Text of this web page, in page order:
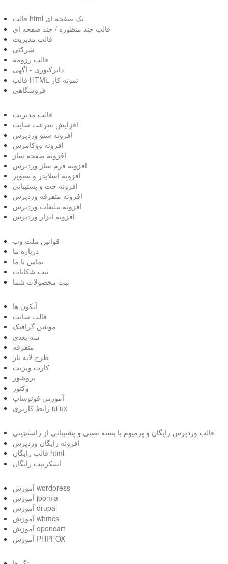
قالب html تک صفحه ای
قالب چند منظوره / چند صفحه ای
قالب مدیریت
شرکتی
قالب رزومه
دایرکتوری - آگهی
قالب HTML نمونه کار
فروشگاهی
قالب مدیریت
افزایش سرعت سایت
افزونه سئو وردپرس
افزونه ووکامرس
افزونه صفحه ساز
افزونه فرم ساز وردپرس
افزونه اسلایدر و تصویر
افزونه چت و پشتیبانی
افزونه متفرقه وردپرس
افزونه تبلیغات وردپرس
افزونه ابزار وردپرس
قوانین ملت وب
درباره ما
تماس با ما
ثبت شکایات
ثبت محصولات شما
آیکون ها
قالب سایت
موشن گرافیک
سه بعدی
متفرقه
طرح لایه باز
کارت ویزیت
بروشور
وکتور
آموزش فوتوشاپ
رابط کاربری ui ux
قالب وردپرس رایگان و پرمیوم با بسته نصبی و پشتیبانی از راستچینی
افزونه رایگان وردپرس
قالب رایگان html
اسکریپت رایگان
آموزش wordpress
آموزش joomla
آموزش drupal
آموزش whmcs
آموزش opencart
آموزش PHPFOX